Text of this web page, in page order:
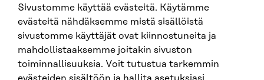
Sivustomme käyttää evästeitä. Käytämme
evästeitä nähdäksemme mistä sisällöistä
sivustomme käyttäjät ovat kiinnostuneita ja
mahdollistaaksemme joitakin sivuston
toiminnallisuuksia. Voit tutustua tarkemmin
Sitra